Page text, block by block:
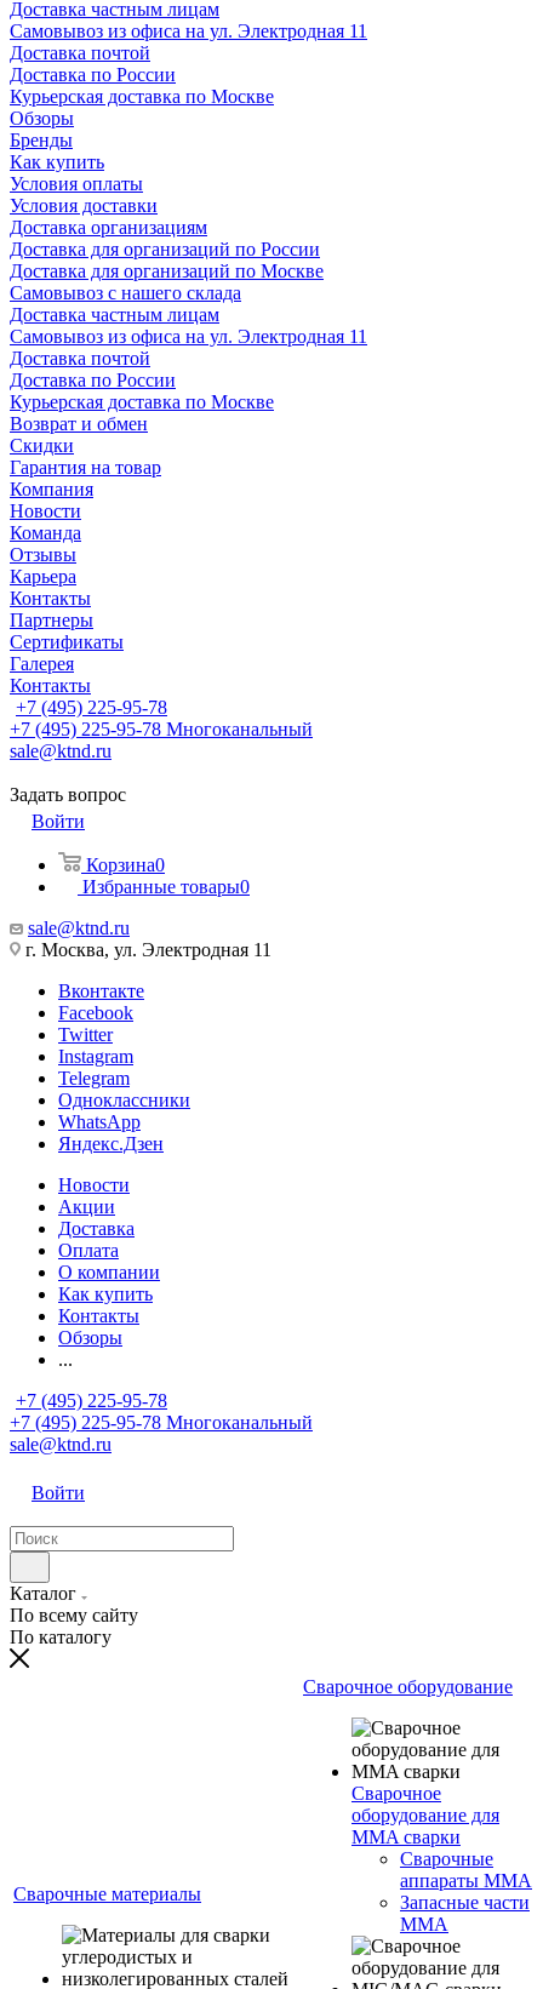
Доставка частным лицам
Самовывоз из офиса на ул. Электродная 11
Доставка почтой
Доставка по России
Курьерская доставка по Москве
Обзоры
Бренды
Как купить
Условия оплаты
Условия доставки
Доставка организациям
Доставка для организаций по России
Доставка для организаций по Москве
Самовывоз с нашего склада
Доставка частным лицам
Самовывоз из офиса на ул. Электродная 11
Доставка почтой
Доставка по России
Курьерская доставка по Москве
Возврат и обмен
Скидки
Гарантия на товар
Компания
Новости
Команда
Отзывы
Карьера
Контакты
Партнеры
Сертификаты
Галерея
Контакты
+7 (495) 225-95-78
+7 (495) 225-95-78 Многоканальный
sale@ktnd.ru
Задать вопрос
Войти
Корзина0
Избранные товары0
sale@ktnd.ru
г. Москва, ул. Электродная 11
Вконтакте
Facebook
Twitter
Instagram
Telegram
Одноклассники
WhatsApp
Яндекс.Дзен
Новости
Акции
Доставка
Оплата
О компании
Как купить
Контакты
Обзоры
...
+7 (495) 225-95-78
+7 (495) 225-95-78 Многоканальный
sale@ktnd.ru
Войти
Каталог
По всему сайту
По каталогу
Сварочные материалы
Сварочное оборудование
Сварочное
оборудование для
MMA сварки
Сварочные
аппараты MMA
Запасные части
MMA